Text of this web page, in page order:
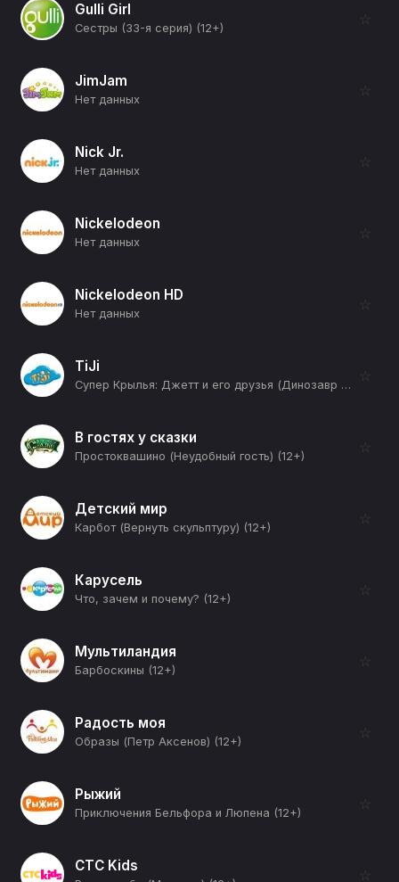
Gulli Girl
Сестры (33-я серия) (12+)
☆
JimJam
Нет данных
☆
Nick Jr.
Нет данных
☆
Nickelodeon
Нет данных
☆
Nickelodeon HD
Нет данных
☆
TiJi
Супер Крылья: Джетт и его друзья (Динозавр на магните) (12+)
☆
В гостях у сказки
Простоквашино (Неудобный гость) (12+)
☆
Детский мир
Карбот (Вернуть скульптуру) (12+)
☆
Карусель
Что, зачем и почему? (12+)
☆
Мультиландия
Барбоскины (12+)
☆
Радость моя
Образы (Петр Аксенов) (12+)
☆
Рыжий
Приключения Бельфора и Люпена (12+)
☆
СТС Kids ☆